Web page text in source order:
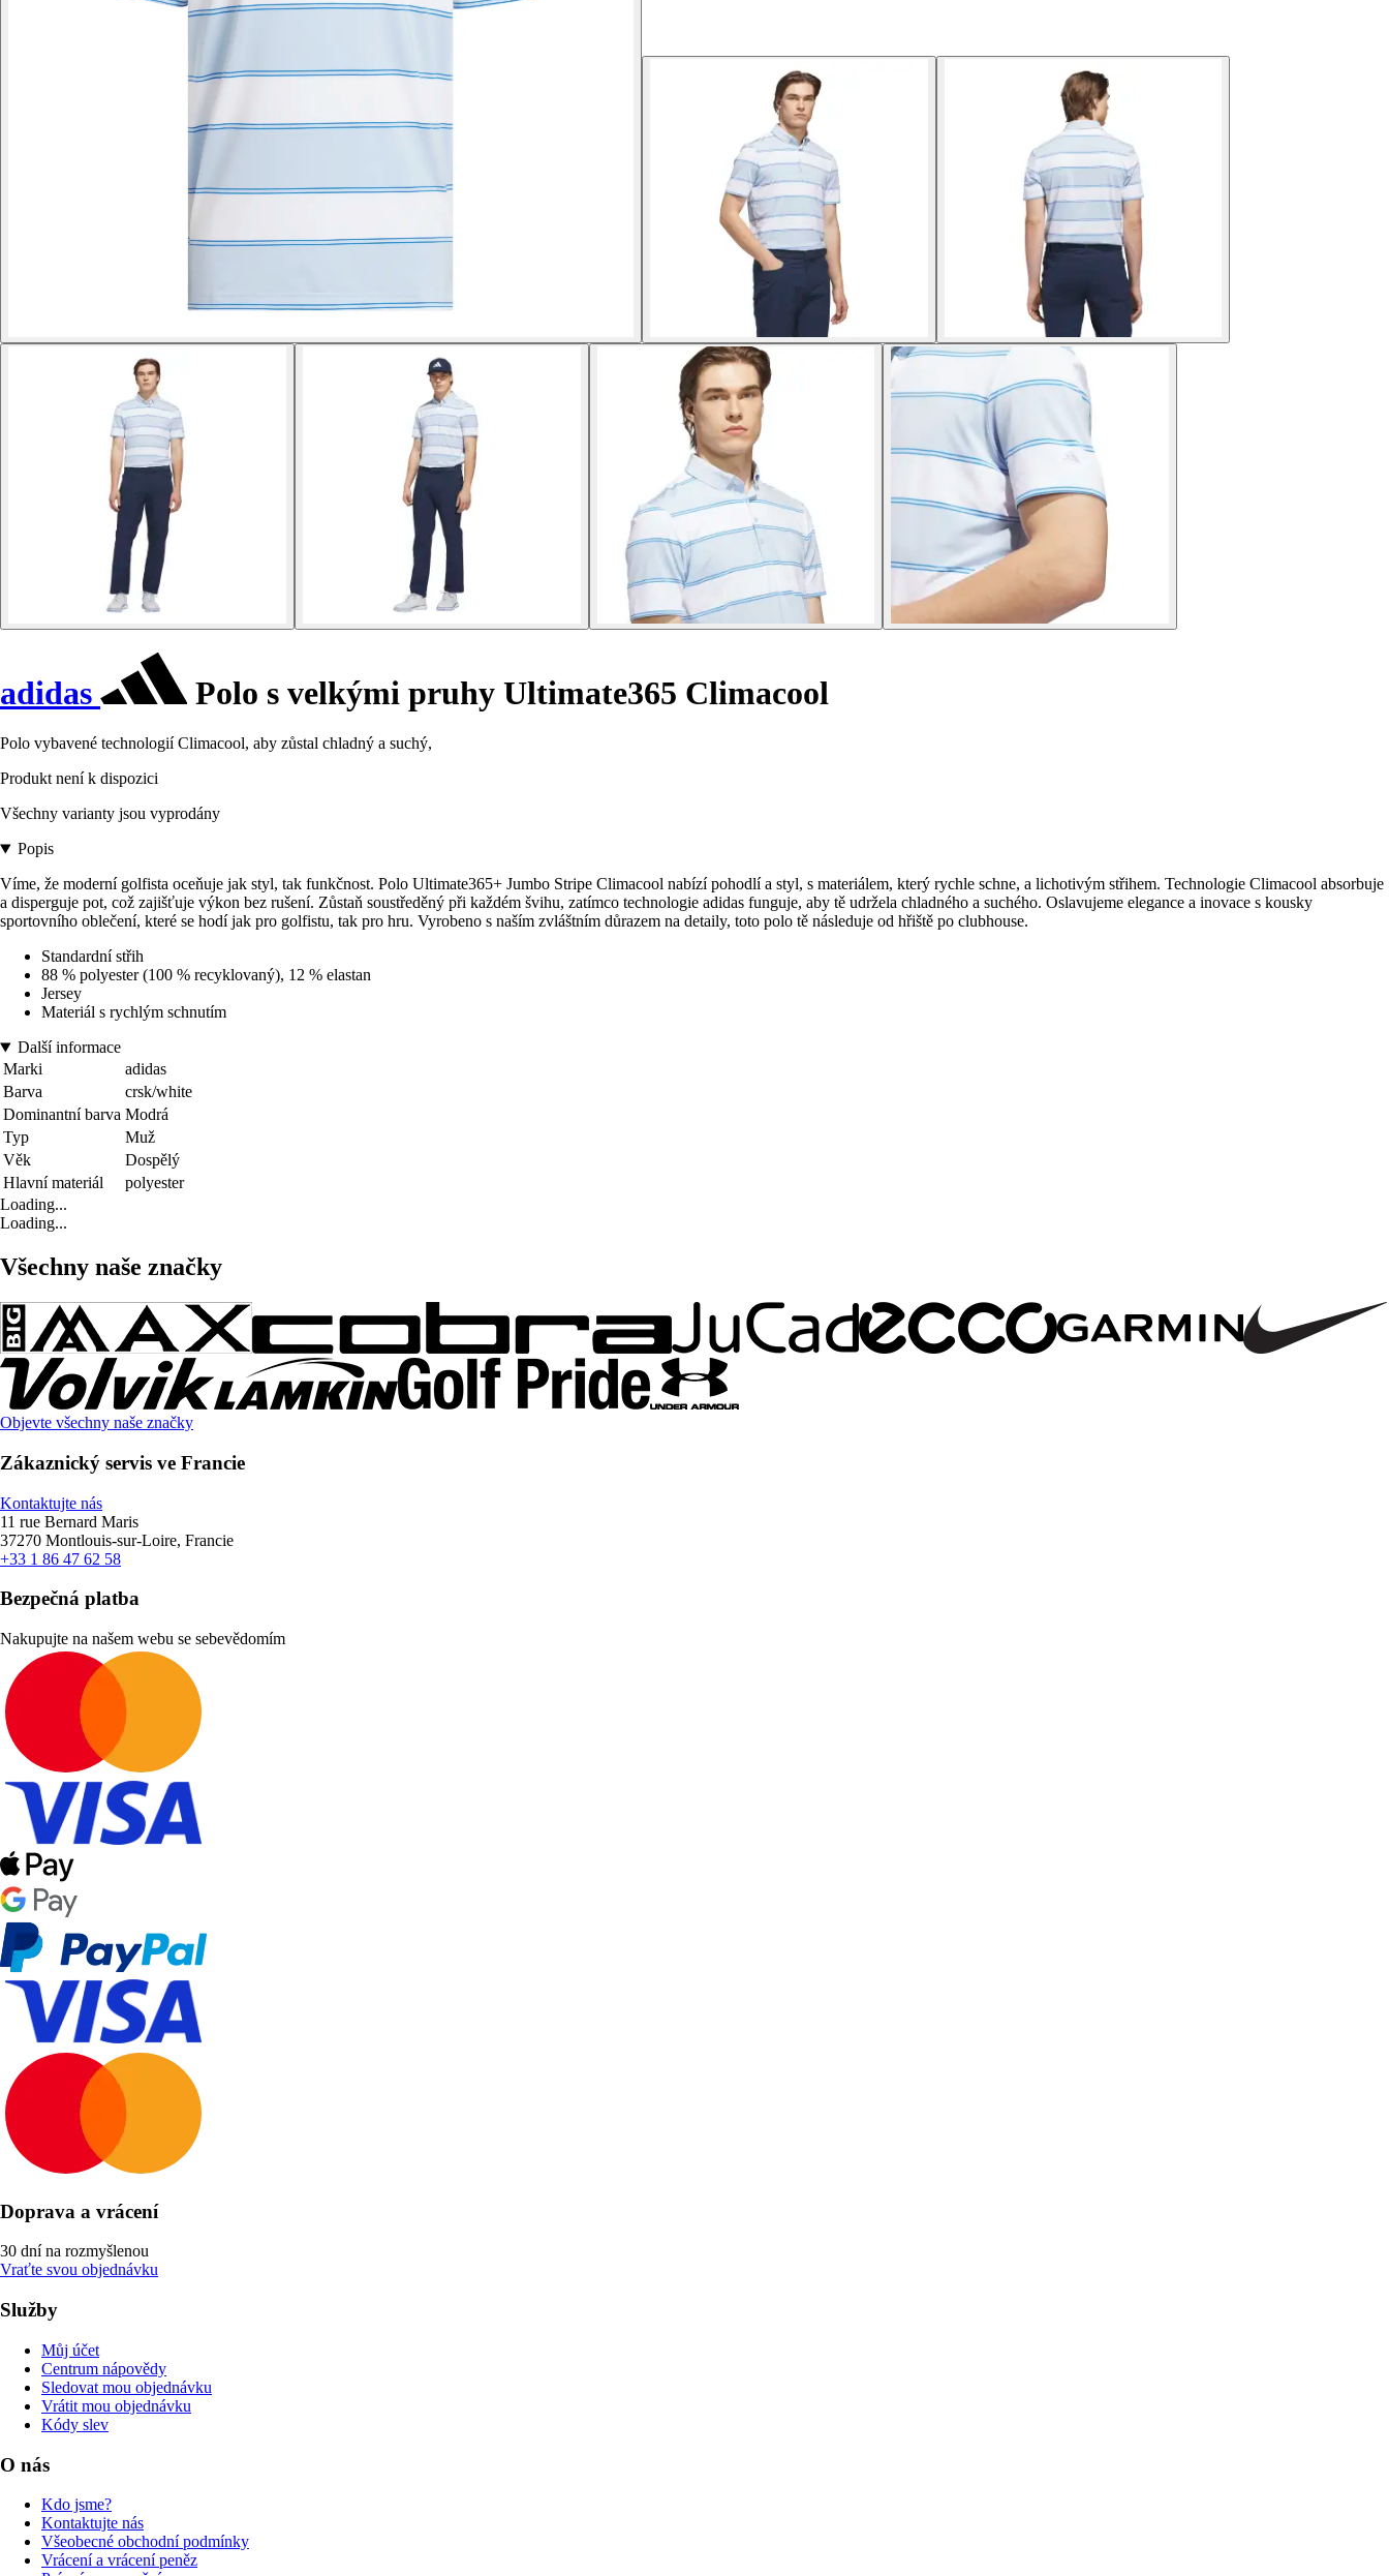
adidas Polo s velkými pruhy Ultimate365 Climacool
Polo vybavené technologií Climacool, aby zůstal chladný a suchý,
Produkt není k dispozici
Všechny varianty jsou vyprodány
Popis
Víme, že moderní golfista oceňuje jak styl, tak funkčnost. Polo Ultimate365+ Jumbo Stripe Climacool nabízí pohodlí a styl, s materiálem, který rychle schne, a lichotivým střihem. Technologie Climacool absorbuje
a disperguje pot, což zajišťuje výkon bez rušení. Zůstaň soustředěný při každém švihu, zatímco technologie adidas funguje, aby tě udržela chladného a suchého. Oslavujeme elegance a inovace s kousky
sportovního oblečení, které se hodí jak pro golfistu, tak pro hru. Vyrobeno s naším zvláštním důrazem na detaily, toto polo tě následuje od hřiště po clubhouse.
Standardní střih
88 % polyester (100 % recyklovaný), 12 % elastan
Jersey
Materiál s rychlým schnutím
Další informace
Marki
adidas
Barva
crsk/white
Dominantní barva Modrá
Typ
Muž
Věk
Dospělý
Hlavní materiál
polyester
Loading...
Loading...
Všechny naše značky
Objevte všechny naše značky
Zákaznický servis ve Francie
Kontaktujte nás
11 rue Bernard Maris
37270 Montlouis-sur-Loire, Francie
+33 1 86 47 62 58
Bezpečná platba
Nakupujte na našem webu se sebevědomím
Doprava a vrácení
30 dní na rozmyšlenou
Vraťte svou objednávku
Služby
Můj účet
Centrum nápovědy
Sledovat mou objednávku
Vrátit mou objednávku
Kódy slev
O nás
Kdo jsme?
Kontaktujte nás
Všeobecné obchodní podmínky
Vrácení a vrácení peněz